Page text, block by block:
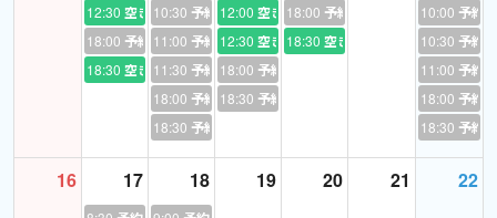
〜中学英語総復習〜日常会話中心に
現役中学生をはじめ、しばらく英語から遠ざかっていた社会人の
方にもお勧めです。
会話で使う英語中心なのですぐに英会話に使えて便利。
〜English Gymイングリッシュジム〜ネイティブがよく使うフレー
12:30 空き
18:00 予約あり
18:30 空き
10:30 予約あり
11:00 予約あり
11:30 予約あり
18:00 予約あり
18:30 予約あり
12:00 空き
12:30 空き
18:00 予約あり
18:30 予約あり
18:00 予約あり
18:30 空き
10:00 予約
10:30 予約
11:00 予約
18:00 予約
18:30 予約
16 17 18 19 20 21 22